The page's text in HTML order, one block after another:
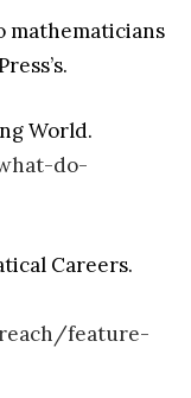
mathematicians
World.
do-
Careers.
feature-